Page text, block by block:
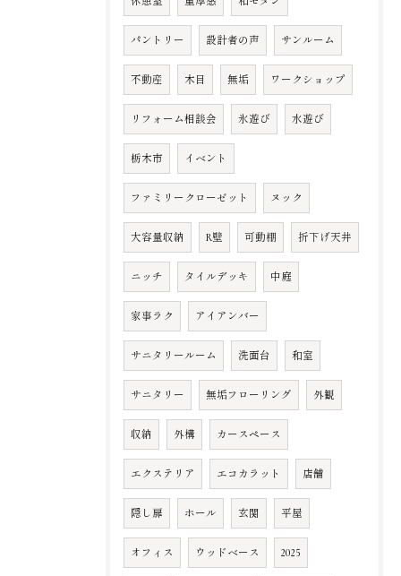
パントリー 設計者の声 サンルーム
不動産 木目 無垢 ワークショップ
リフォーム相談会 氷遊び 水遊び
栃木市 イベント
ファミリークローゼット ヌック
大容量収納 R壁 可動棚 折下げ天井
ニッチ タイルデッキ 中庭
家事ラク アイアンバー
サニタリールーム 洗面台 和室
サニタリー 無垢フローリング 外観
収納 外構 カースペース
エクステリア エコカラット 店舗
隠し扉 ホール 玄関 平屋
オフィス ウッドベース 2025